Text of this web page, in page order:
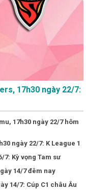
17h30 ngày 22/7:
17h30 ngày 22/7 hôm
ngày 22/7: K League 1
7: Kỳ vọng Tam sư
14/7 đêm nay
14/7: Cúp C1 châu Âu